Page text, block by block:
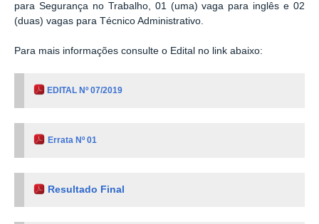
para Segurança no Trabalho, 01 (uma) vaga para inglêse 02
(duas) vagas para Técnico Administrativo.
Para mais informações consulte o Edital no link abaixo:
EDITAL Nº 07/2019
Errata Nº 01
Resultado Final